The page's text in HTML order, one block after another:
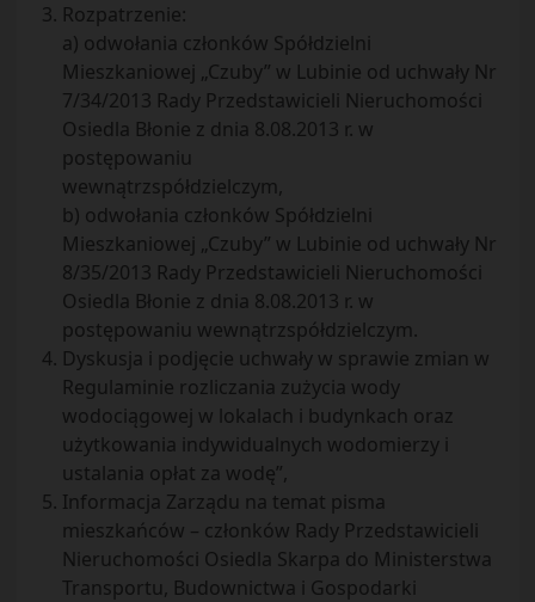
Rozpatrzenie:
a) odwołania członków Spółdzielni
Mieszkaniowej „Czuby” w Lubinie od uchwały Nr
7/34/2013 Rady Przedstawicieli Nieruchomości
Osiedla Błonie z dnia 8.08.2013 r. w
postępowaniu
wewnątrzspółdzielczym,
b) odwołania członków Spółdzielni
Mieszkaniowej „Czuby” w Lubinie od uchwały Nr
8/35/2013 Rady Przedstawicieli Nieruchomości
Osiedla Błonie z dnia 8.08.2013 r. w
postępowaniu wewnątrzspółdzielczym.
Dyskusja i podjęcie uchwały w sprawie zmian w
Regulaminie rozliczania zużycia wody
wodociągowej w lokalach i budynkach oraz
użytkowania indywidualnych wodomierzy i
ustalania opłat za wodę”,
Informacja Zarządu na temat pisma
mieszkańców – członków Rady Przedstawicieli
Nieruchomości Osiedla Skarpa do Ministerstwa
Transportu, Budownictwa i Gospodarki